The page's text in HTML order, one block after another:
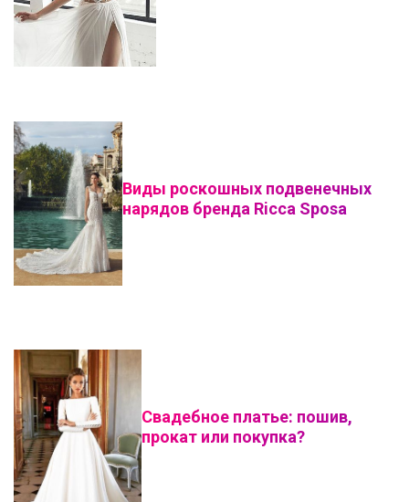
Виды роскошных подвенечных
нарядов бренда Ricca Sposa
Свадебное платье: пошив,
прокат или покупка?